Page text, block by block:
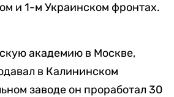
и 1-м Украинском фронтах.
академию в Москве,
в Калининском
заводе он проработал 30